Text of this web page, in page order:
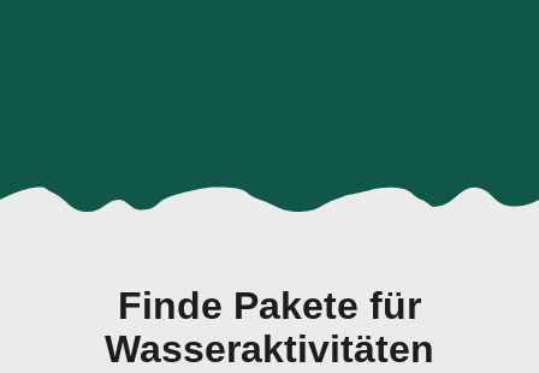
Finde Pakete für
Wasseraktivitäten